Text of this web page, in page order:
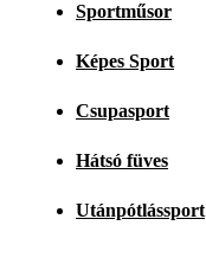
Sportműsor
Képes Sport
Csupasport
Hátsó füves
Utánpótlássport